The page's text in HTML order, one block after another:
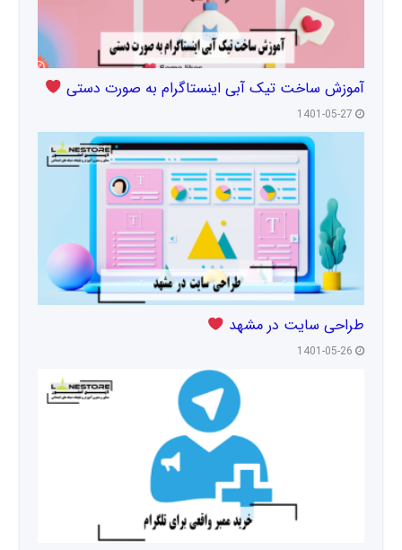
آموزش ساخت تیک آبی اینستاگرام به صورت دستی
1401-05-27
طراحی سایت در مشهد
1401-05-26